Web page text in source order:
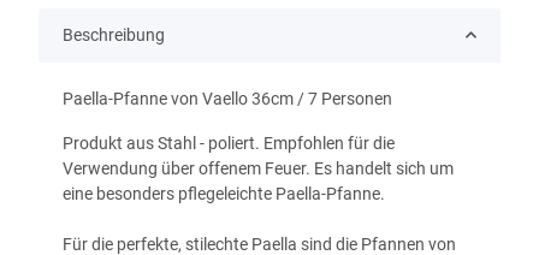
Beschreibung
Paella-Pfanne von Vaello 36cm / 7 Personen
Produkt aus Stahl - poliert. Empfohlen für die
Verwendung über offenem Feuer. Es handelt sich um
eine besonders pflegeleichte Paella-Pfanne.
Für die perfekte, stilechte Paella sind die Pfannen von